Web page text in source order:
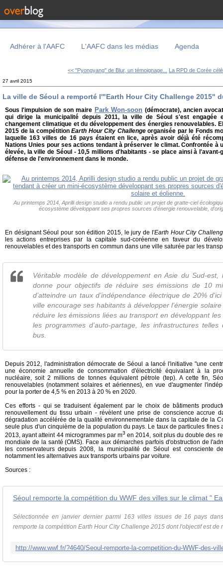
Adhérer à l'AAFC L'AAFC dans les médias Agenda
<< "Pyongyang" de Blur, un témoignage... La RPD de Corée
27 avril 2015
La ville de Séoul a remporté l'"Earth Hour City Challenge 2015"
Sous l'impulsion de son maire Park Won-soon (démocrate), ancien
qui dirige la municipalité depuis 2011, la ville de Séoul s'est
changement climatique et du développement des énergies renouvelables.
2015 de la compétitionEarth Hour City Challengeorganisée par le Fonds
laquelle 163 villes de 16 pays étaient en lice, après avoir déjà été
Nations Unies pour ses actions tendant à préserver le climat. Confrontée à
élevée, la ville de Séoul - 10,5 millions d'habitants - se place ainsi à
défense de l'environnement dans le monde.
Au printemps 2014, Aprilli design studio a rendu public un projet de gratte-ciel
écosystème développant ses propres sources d'énergie renouvelable,
En désignant Séoul pour son édition 2015, le jury de l'Earth Hour City
les actions entreprises par la capitale sud-coréenne en faveur du
renouvelables et des transports en commun dans une ville saturée par les
Véritable modèle de développement en Asie du Sud-
donne pour objectifs de réduire ses émissions de 10
d’atteindre un taux d’indépendance électrique de 20%
ville encourage ses habitants à développer l’énergie
réduire les émissions liées au transport en développant
les programmes d’auto-partage, les infrastructures
bus.
Depuis 2012, l'administration démocrate de Séoul a lancé l'initiative "une
une économie annuelle de consommation d'électricité équivalant à la
nucléaire, soit 2 millions de tonnes équivalent pétrole (tep). A cette fin,
renouvelables (notamment solaires et aériennes), en vue d'augmenter
pour la porter de 4,5 % en 2013 à 20 % en 2020.
Ces efforts - qui se traduisent également par le choix de bâtiments
renouvellement du tissu urbain - révèlent une prise de conscience accrue
dégradation accélérée de la qualité environnementale dans la capitale de la
seule plus d'un cinquième de la population du pays. Le taux de particules fines
2013, ayant atteint 44 microgrammes par m3 en 2014, soit plus du double des
mondiale de la santé (OMS). Face aux démarches parfois d'obstruction de
les conservateurs depuis 2008, la municipalité de Séoul est consciente
notamment les alternatives aux transports urbains par voiture.
Sources :
Sélectionnée en janvier dernier parmi 163 villes issues de 16 pays
remporte la compétition Earth Hour City Challenge 2015 dont l'objectif est de